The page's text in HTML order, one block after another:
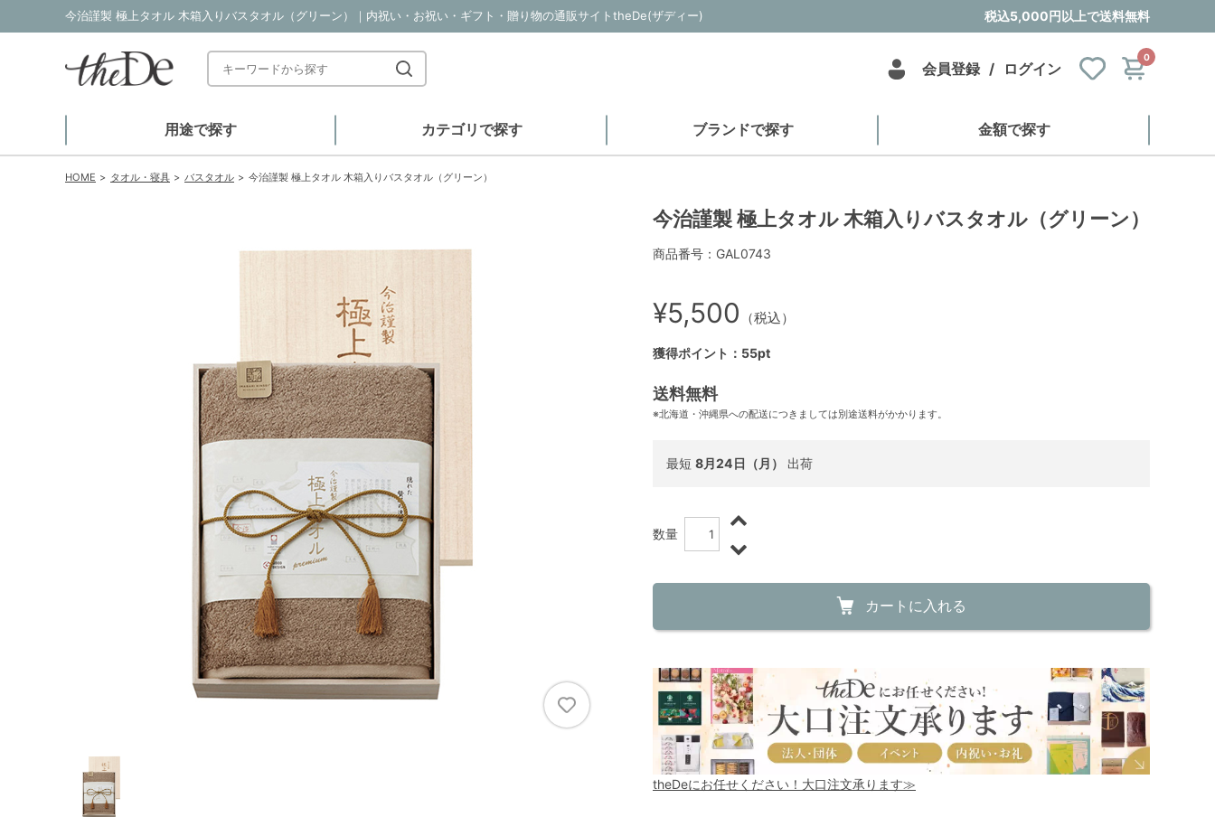
今治謹製 極上タオル 木箱入りバスタオル（グリーン）｜内祝い・お祝い・ギフト・贈り物の通販サイトtheDe(ザディー) 税込5,000円以上で送料無料
会員登録 / ログイン
0
用途で探す カテゴリで探す ブランドで探す 金額で探す
HOME タオル・寝具 バスタオル 今治謹製 極上タオル 木箱入りバスタオル（グリーン）
今治謹製 極上タオル 木箱入りバスタオル（グリーン）
商品番号：GAL0743
¥5,500 （税込）
獲得ポイント：55pt
送料無料
※北海道・沖縄県への配送につきましては別途送料がかかります。
最短 8月24日（月） 出荷
数量
カートに入れる
theDeにお任せください！大口注文承ります≫